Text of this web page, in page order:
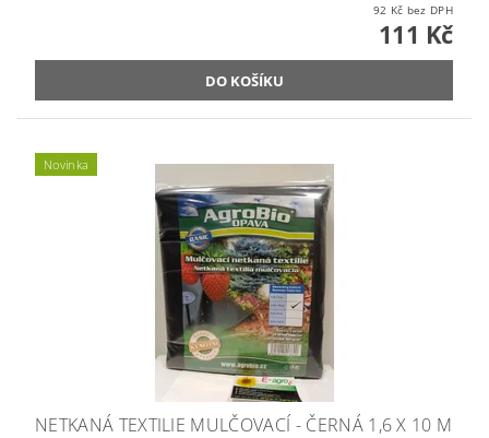
92 Kč bez DPH
111 Kč
Novinka
NETKANÁ TEXTILIE MULČOVACÍ - ČERNÁ 1,6 X 10 M